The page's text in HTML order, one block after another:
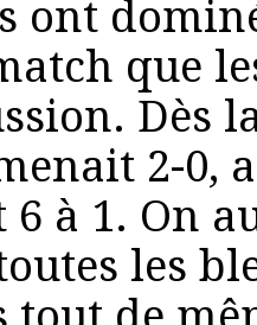
ont
que
Dès
2-0,
6 à 1. On
les